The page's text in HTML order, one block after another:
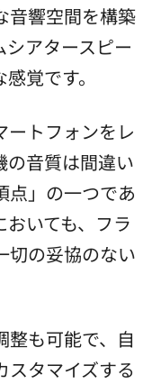
音響空間を構築
シアタースピー
覚です。
ートフォンをレ
の音質は間違い
点」の一つであ
いても、フラ
切の妥協のない
整も可能で、自
スタマイズする